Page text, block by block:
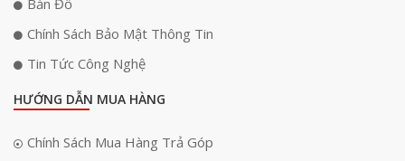
Chính Sách Bảo Mật Thông Tin
Tin Tức Công Nghệ
HƯỚNG DẪN MUA HÀNG
Chính Sách Mua Hàng Trả Góp